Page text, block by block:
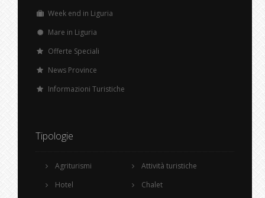
Week end in Liguria
Mare in Liguria
Offerte Speciali
News Province
Informazioni Turistiche
Tipologie
Agriturismi
Hotel
Attività turistiche
Chalet